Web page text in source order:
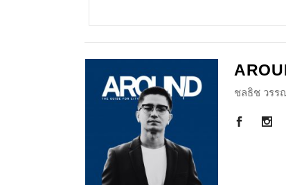
ชลธิช วรร